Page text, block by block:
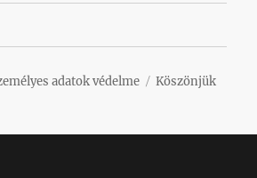
adatok védelme
Köszönjük